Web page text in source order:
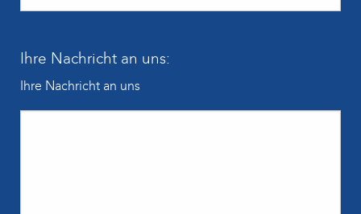
Ihre Nachricht an uns:
Ihre Nachricht an uns